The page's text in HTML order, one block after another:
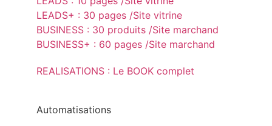
LEADS+ : 30 pages /Site vitrine
BUSINESS : 30 produits /Site marchand
BUSINESS+ : 60 pages /Site marchand
REALISATIONS : Le BOOK complet
Automatisations